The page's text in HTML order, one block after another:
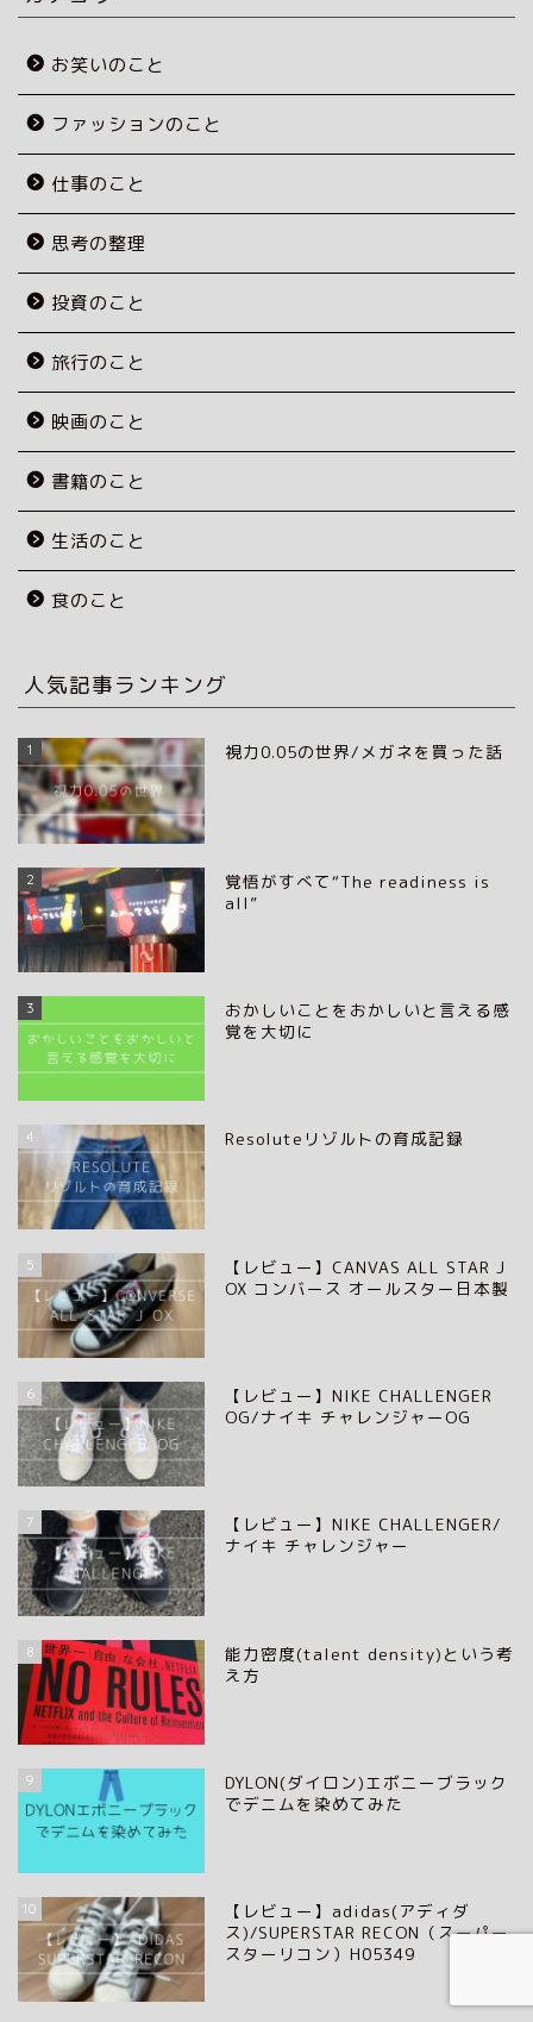
お笑いのこと
ファッションのこと
仕事のこと
思考の整理
投資のこと
旅行のこと
映画のこと
書籍のこと
生活のこと
食のこと
人気記事ランキング
1 視力0.05の世界/メガネを買った話
2
覚悟がすべて“The readiness is
all”
3
おかしいことをおかしいと言える感
覚を大切に
4 Resoluteリゾルトの育成記録
5
【レビュー】CANVAS ALL STAR J
OX コンバース オールスター日本製
6
【レビュー】NIKE CHALLENGER
OG/ナイキ チャレンジャーOG
7
【レビュー】NIKE CHALLENGER/
ナイキ チャレンジャー
8
能力密度(talent density)という考
え方
9
DYLON(ダイロン)エボニーブラック
でデニムを染めてみた
10
【レビュー】adidas(アディダ
ス)/SUPERSTAR RECON（スーパー
スターリコン）H05349